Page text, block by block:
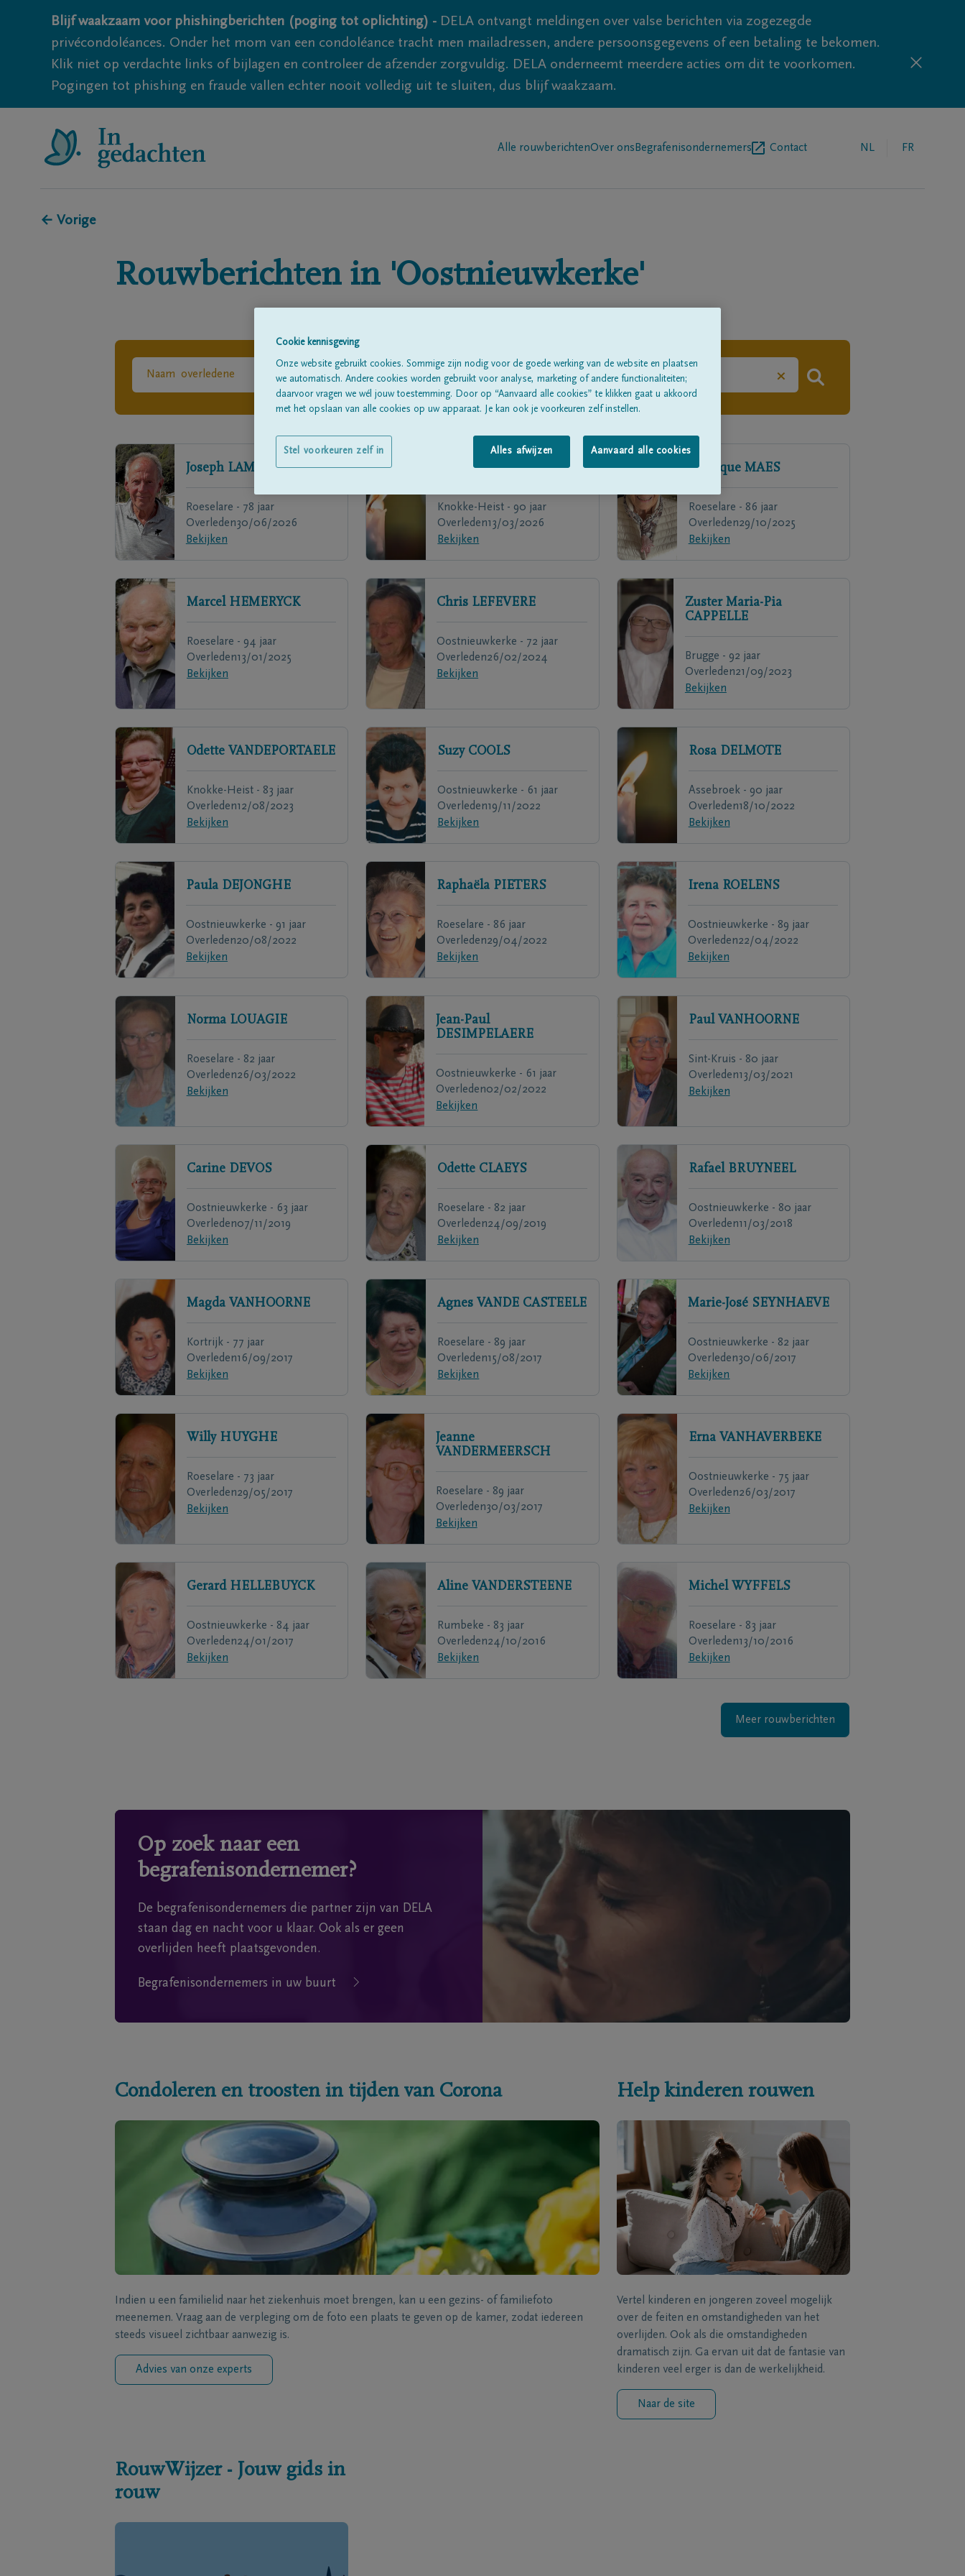
Blijf waakzaam voor phishingberichten (poging tot oplichting) - DELA ontvangt meldingen over valse berichten via zogezegde
privécondoléances. Onder het mom van een condoléance tracht men mailadressen, andere persoonsgegevens of een betaling te bekomen.
Klik niet op verdachte links of bijlagen en controleer de afzender zorgvuldig. DELA onderneemt meerdere acties om dit te voorkomen.
Pogingen tot phishing en fraude vallen echter nooit volledig uit te sluiten, dus blijf waakzaam.
Alle rouwberichtenOver ons Begrafenisondernemers Contact NL FR
← Vorige
Rouwberichten in 'Oostnieuwkerke'
×
Joseph LAMOTE
Roeselare - 78 jaar
Overleden30/06/2026
Bekijken
DRIESENS
Knokke-Heist - 90 jaar
Overleden13/03/2026
Bekijken
Monique MAES
Roeselare - 86 jaar
Overleden29/10/2025
Bekijken
Marcel HEMERYCK
Roeselare - 94 jaar
Overleden13/01/2025
Bekijken
Chris LEFEVERE
Oostnieuwkerke - 72 jaar
Overleden26/02/2024
Bekijken
Zuster Maria-Pia
CAPPELLE
Brugge - 92 jaar
Overleden21/09/2023
Bekijken
Odette VANDEPORTAELE
Knokke-Heist - 83 jaar
Overleden12/08/2023
Bekijken
Suzy COOLS
Oostnieuwkerke - 61 jaar
Overleden19/11/2022
Bekijken
Rosa DELMOTE
Assebroek - 90 jaar
Overleden18/10/2022
Bekijken
Paula DEJONGHE
Oostnieuwkerke - 91 jaar
Overleden20/08/2022
Bekijken
Raphaëla PIETERS
Roeselare - 86 jaar
Overleden29/04/2022
Bekijken
Irena ROELENS
Oostnieuwkerke - 89 jaar
Overleden22/04/2022
Bekijken
Norma LOUAGIE
Roeselare - 82 jaar
Overleden26/03/2022
Bekijken
Jean-Paul
DESIMPELAERE
Oostnieuwkerke - 61 jaar
Overleden02/02/2022
Bekijken
Paul VANHOORNE
Sint-Kruis - 80 jaar
Overleden13/03/2021
Bekijken
Carine DEVOS
Oostnieuwkerke - 63 jaar
Overleden07/11/2019
Bekijken
Odette CLAEYS
Roeselare - 82 jaar
Overleden24/09/2019
Bekijken
Rafael BRUYNEEL
Oostnieuwkerke - 80 jaar
Overleden11/03/2018
Bekijken
Magda VANHOORNE
Kortrijk - 77 jaar
Overleden16/09/2017
Bekijken
Agnes VANDE CASTEELE
Roeselare - 89 jaar
Overleden15/08/2017
Bekijken
Marie-José SEYNHAEVE
Oostnieuwkerke - 82 jaar
Overleden30/06/2017
Bekijken
Willy HUYGHE
Roeselare - 73 jaar
Overleden29/05/2017
Bekijken
Jeanne
VANDERMEERSCH
Roeselare - 89 jaar
Overleden30/03/2017
Bekijken
Erna VANHAVERBEKE
Oostnieuwkerke - 75 jaar
Overleden26/03/2017
Bekijken
Gerard HELLEBUYCK
Oostnieuwkerke - 84 jaar
Overleden24/01/2017
Bekijken
Aline VANDERSTEENE
Rumbeke - 83 jaar
Overleden24/10/2016
Bekijken
Michel WYFFELS
Roeselare - 83 jaar
Overleden13/10/2016
Bekijken
Meer rouwberichten
Op zoek naar een
begrafenisondernemer?
De begrafenisondernemers die partner zijn van DELA
staan dag en nacht voor u klaar. Ook als er geen
overlijden heeft plaatsgevonden.
Begrafenisondernemers in uw buurt
Condoleren en troosten in tijden van Corona
Indien u een familielid naar het ziekenhuis moet brengen, kan u een gezins- of familiefoto
meenemen. Vraag aan de verpleging om de foto een plaats te geven op de kamer, zodat iedereen
steeds visueel zichtbaar aanwezig is.
Advies van onze experts
Help kinderen rouwen
Vertel kinderen en jongeren zoveel mogelijk
over de feiten en omstandigheden van het
overlijden. Ook als die omstandigheden
dramatisch zijn. Ga ervan uit dat de fantasie van
kinderen veel erger is dan de werkelijkheid.
Naar de site
RouwWijzer - Jouw gids in
rouw
Cookie kennisgeving
Onze website gebruikt cookies. Sommige zijn nodig voor de goede werking van de website en plaatsen
we automatisch. Andere cookies worden gebruikt voor analyse, marketing of andere functionaliteiten;
daarvoor vragen we wél jouw toestemming. Door op “Aanvaard alle cookies” te klikken gaat u akkoord
met het opslaan van alle cookies op uw apparaat. Je kan ook je voorkeuren zelf instellen.
Alles afwijzen Aanvaard alle cookies
Stel voorkeuren zelf in